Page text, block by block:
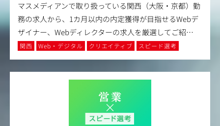
マスメディアンで取り扱っている関西（大阪・京都）勤
務の求人から、1カ月以内の内定獲得が目指せるWebデ
ザイナー、Webディレクターの求人を厳選してご紹…
関西 Web・デジタル クリエイティブ スピード選考